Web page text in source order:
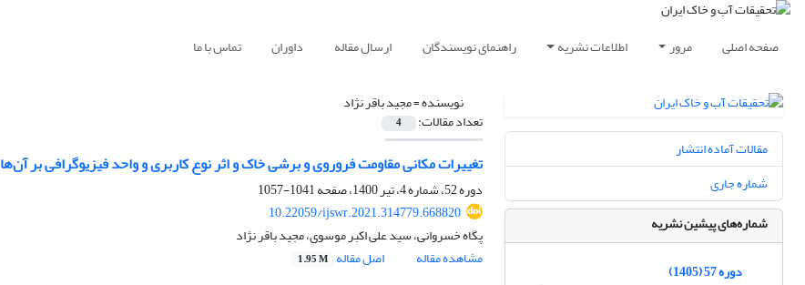
صفحه اصلی مرور اطلاعات نشریه راهنمای نویسندگان ارسال مقاله داوران تماس با ما
نویسنده =مجید باقر نژاد
تعداد مقالات: 4
تغییرات مکانی مقاومت‌ فروروی و برشی خاک و اثر نوع کاربری و واحد فیزیوگرافی بر آن‌ها
دوره 52، شماره 4، تیر 1400، صفحه
1041-1057
10.22059/ijswr.2021.314779.668820
پگاه خسروانی، سید علی اکبر موسوی، مجید باقر نژاد
مشاهده مقاله
اصل مقاله 1.95 M
مقالات آماده انتشار
شماره جاری
شماره‌های پیشین نشریه
دوره 57 (1405)